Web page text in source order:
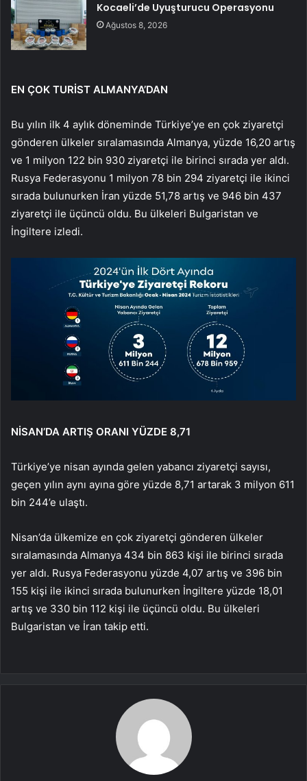
Kocaeli’de Uyuşturucu Operasyonu
Ağustos 8, 2026
EN ÇOK TURİST ALMANYA’DAN
Bu yılın ilk 4 aylık döneminde Türkiye’ye en çok ziyaretçi
gönderen ülkeler sıralamasında Almanya, yüzde 16,20 artış
ve 1 milyon 122 bin 930 ziyaretçi ile birinci sırada yer aldı.
Rusya Federasyonu 1 milyon 78 bin 294 ziyaretçi ile ikinci
sırada bulunurken İran yüzde 51,78 artış ve 946 bin 437
ziyaretçi ile üçüncü oldu. Bu ülkeleri Bulgaristan ve
İngiltere izledi.
NİSAN’DA ARTIŞ ORANI YÜZDE 8,71
Türkiye’ye nisan ayında gelen yabancı ziyaretçi sayısı,
geçen yılın aynı ayına göre yüzde 8,71 artarak 3 milyon 611
bin 244’e ulaştı.
Nisan’da ülkemize en çok ziyaretçi gönderen ülkeler
sıralamasında Almanya 434 bin 863 kişi ile birinci sırada
yer aldı. Rusya Federasyonu yüzde 4,07 artış ve 396 bin
155 kişi ile ikinci sırada bulunurken İngiltere yüzde 18,01
artış ve 330 bin 112 kişi ile üçüncü oldu. Bu ülkeleri
Bulgaristan ve İran takip etti.